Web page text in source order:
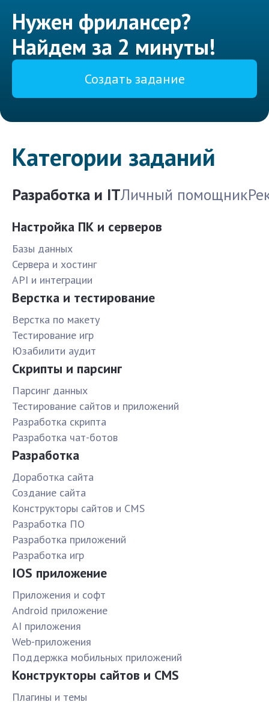
Нужен фрилансер?
Найдем за 2 минуты!
Создать задание
Категории заданий
Разработка и ITЛичный помощник
Настройка ПК и серверов
Базы данных
Сервера и хостинг
API и интеграции
Верстка и тестирование
Верстка по макету
Тестирование игр
Юзабилити аудит
Скрипты и парсинг
Парсинг данных
Тестирование сайтов и приложений
Разработка скрипта
Разработка чат-ботов
Разработка
Доработка сайта
Создание сайта
Конструкторы сайтов и CMS
Разработка ПО
Разработка приложений
Разработка игр
IOS приложение
Приложения и софт
Android приложение
AI приложения
Web-приложения
Поддержка мобильных приложений
Конструкторы сайтов и CMS
Плагины и темы